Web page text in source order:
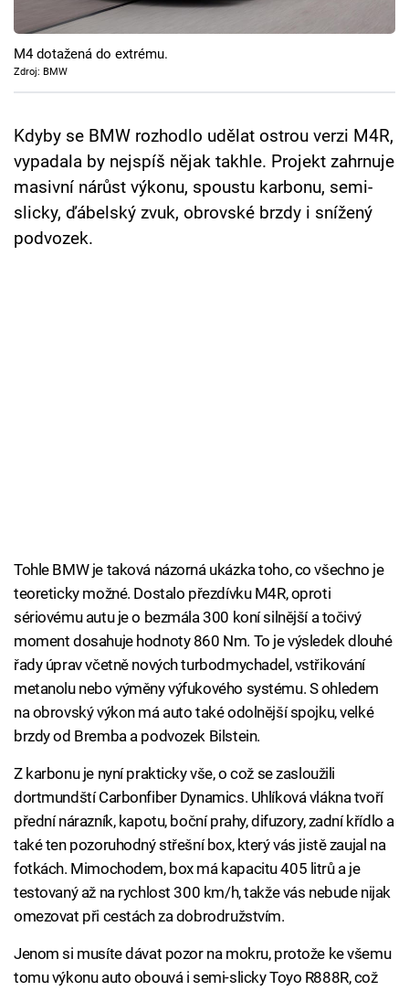
Cool Esport
Pořady
Sledujte prima+
Přihlášení
M4 dotažená do extrému.
Zdroj: BMW
Kdyby se BMW rozhodlo udělat ostrou verzi M4R,
vypadala by nejspíš nějak takhle. Projekt zahrnuje
masivní nárůst výkonu, spoustu karbonu, semi-
slicky, ďábelský zvuk, obrovské brzdy i snížený
podvozek.
Tohle BMW je taková názorná ukázka toho, co všechno je
teoreticky možné. Dostalo přezdívku M4R, oproti
sériovému autu je o bezmála 300 koní silnější a točivý
moment dosahuje hodnoty 860 Nm. To je výsledek dlouhé
řady úprav včetně nových turbodmychadel, vstřikování
metanolu nebo výměny výfukového systému. S ohledem
na obrovský výkon má auto také odolnější spojku, velké
brzdy od Bremba a podvozek Bilstein.
Z karbonu je nyní prakticky vše, o což se zasloužili
dortmundští Carbonfiber Dynamics. Uhlíková vlákna tvoří
přední nárazník, kapotu, boční prahy, difuzory, zadní křídlo a
také ten pozoruhodný střešní box, který vás jistě zaujal na
fotkách. Mimochodem, box má kapacitu 405 litrů a je
testovaný až na rychlost 300 km/h, takže vás nebude nijak
omezovat při cestách za dobrodružstvím.
Jenom si musíte dávat pozor na mokru, protože ke všemu
tomu výkonu auto obouvá i semi-slicky Toyo R888R, což